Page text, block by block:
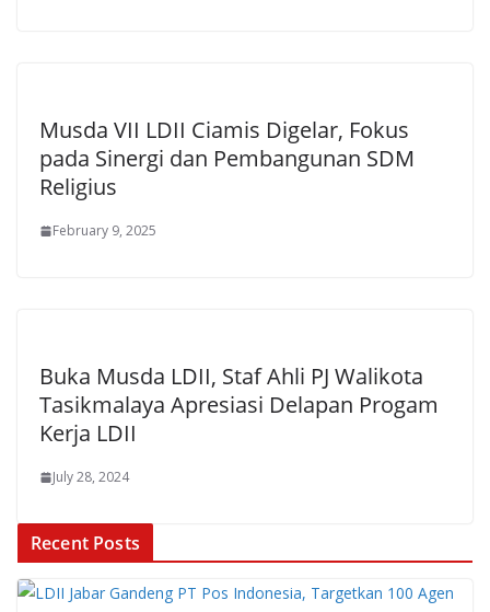
Musda VII LDII Ciamis Digelar, Fokus
pada Sinergi dan Pembangunan SDM
Religius
February 9, 2025
Buka Musda LDII, Staf Ahli PJ Walikota
Tasikmalaya Apresiasi Delapan Progam
Kerja LDII
July 28, 2024
Recent Posts